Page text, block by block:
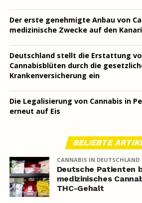
Der erste genehmigte Anbau von
medizinische Zwecke auf den
Deutschland stellt die Erstattung
Cannabisblüten durch die
Krankenversicherung ein
Die Legalisierung von Cannabis in
erneut auf Eis
BELIEBTE
CANNABIS IN DEUTSCHLAND
Deutsche Patienten
medizinisches
THC-Gehalt